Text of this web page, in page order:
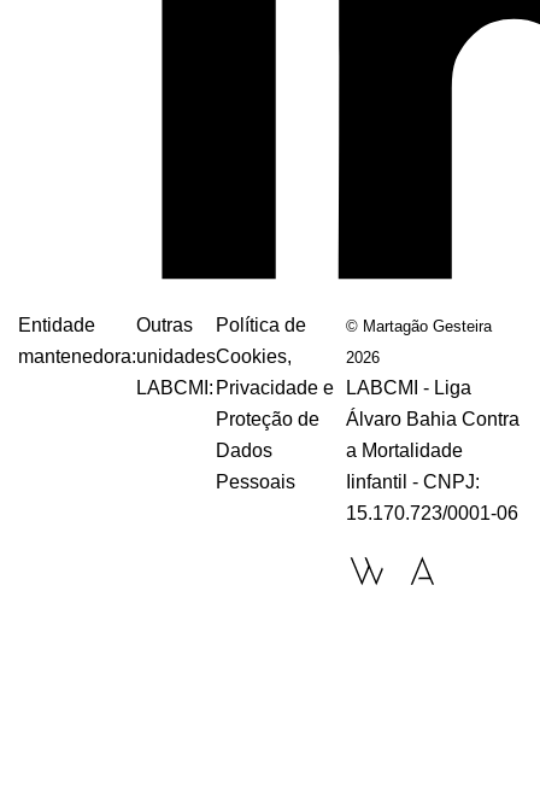
Entidade
mantenedora:
Outras
unidades
LABCMI:
Política de
Cookies,
Privacidade e
Proteção de
Dados
Pessoais
© Martagão Gesteira
2026
LABCMI - Liga
Álvaro Bahia Contra
a Mortalidade
Iinfantil - CNPJ:
15.170.723/0001-06